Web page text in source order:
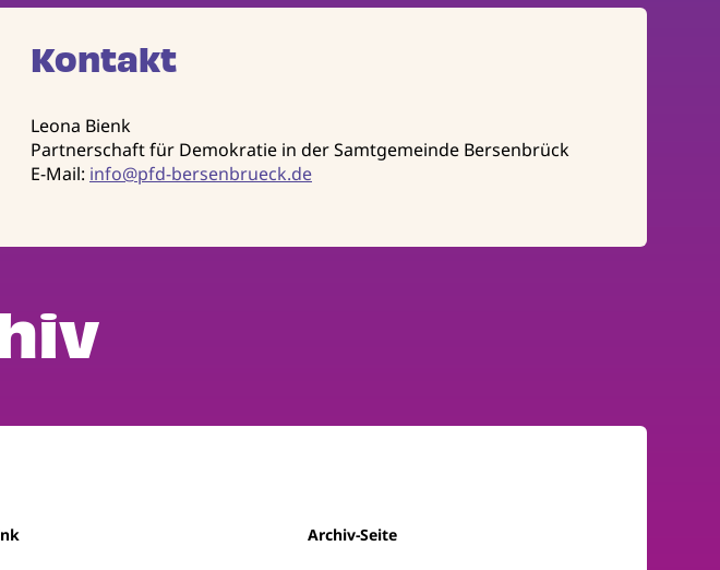
Kontakt
Leona Bienk
Partnerschaft für Demokratie in der Samtgemeinde Bersenbrück
E-Mail: info@pfd-bersenbrueck.de
Archiv-Seite